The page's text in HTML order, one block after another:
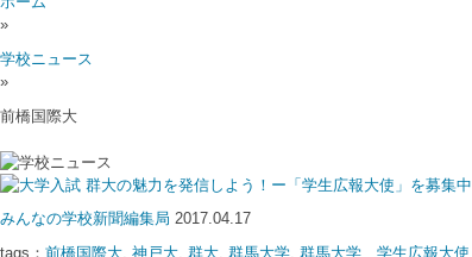
»
学校ニュース
»
前橋国際大
群大の魅力を発信しよう！ー「学生広報大使」を募集中
みんなの学校新聞編集局 2017.04.17
tags： 前橋国際大, 神戸大, 群大, 群馬大学, 群馬大学 学生広報大使